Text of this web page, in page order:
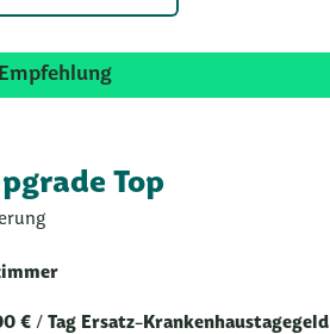
Top
€ / Tag Ersatz-Krankenhaustagegeld